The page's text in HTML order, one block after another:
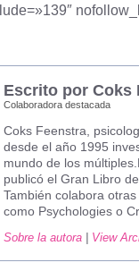
Escrito por Coks
Colaboradora destacada
Coks Feenstra,
desde el año 1995
mundo de los
publicó el Gran Libro
También colabora
como Psychologies o
Sobre la autora View